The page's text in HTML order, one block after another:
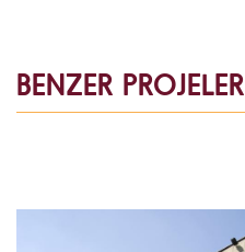
BENZER PROJELER